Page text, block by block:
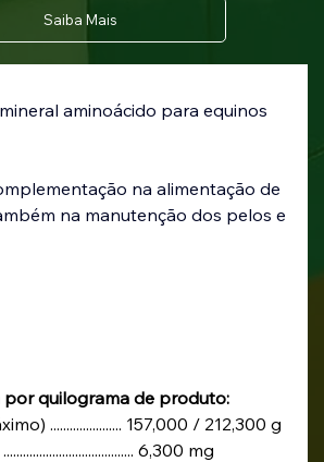
aminoácido para equinos
na alimentação de
na manutenção dos pelos e
por quilograma de produto:
...................... 157,000 / 212,300 g
6,300 mg
Saiba Mais